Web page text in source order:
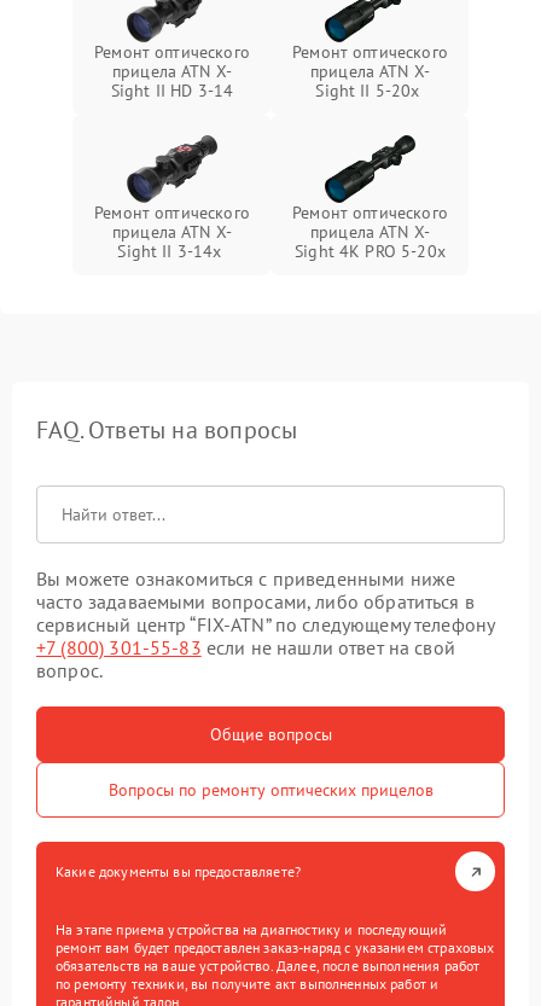
Ремонт оптического
прицела ATN X-
Sight II HD 3-14
Ремонт оптического
прицела ATN X-
Sight II 5-20x
Ремонт оптического
прицела ATN X-
Sight II 3-14x
Ремонт оптического
прицела ATN X-
Sight 4K PRO 5-20x
FAQ. Ответы на вопросы
Вы можете ознакомиться с приведенными ниже
часто задаваемыми вопросами, либо обратиться в
сервисный центр “FIX-ATN” по следующему телефону
+7 (800) 301-55-83 если не нашли ответ на свой
вопрос.
Общие вопросы
Вопросы по ремонту оптических прицелов
Какие документы вы предоставляете?
На этапе приема устройства на диагностику и последующий
ремонт вам будет предоставлен заказ-наряд с указанием страховых
обязательств на ваше устройство. Далее, после выполнения работ
по ремонту техники, вы получите акт выполненных работ и
гарантийный талон.